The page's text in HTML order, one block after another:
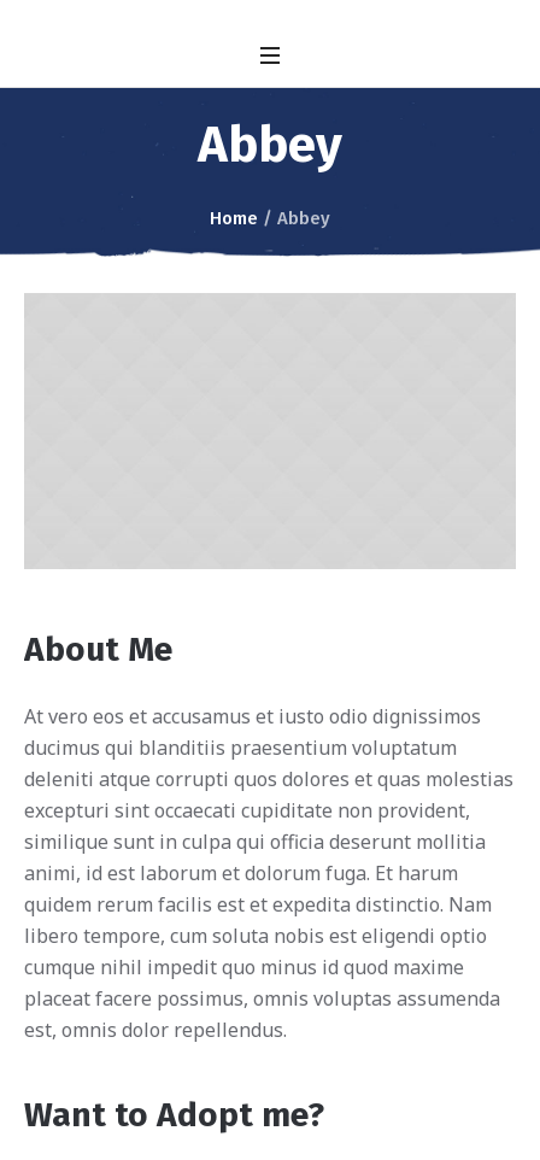
Abbey
Home / Abbey
About Me
At vero eos et accusamus et iusto odio dignissimos
ducimus qui blanditiis praesentium voluptatum
deleniti atque corrupti quos dolores et quas molestias
excepturi sint occaecati cupiditate non provident,
similique sunt in culpa qui officia deserunt mollitia
animi, id est laborum et dolorum fuga. Et harum
quidem rerum facilis est et expedita distinctio. Nam
libero tempore, cum soluta nobis est eligendi optio
cumque nihil impedit quo minus id quod maxime
placeat facere possimus, omnis voluptas assumenda
est, omnis dolor repellendus.
Want to Adopt me?